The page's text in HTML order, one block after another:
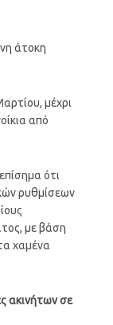
άτοκη
μέχρι
από
ότι
ρυθμίσεων
με βάση
χαμένα
ακινήτων σε